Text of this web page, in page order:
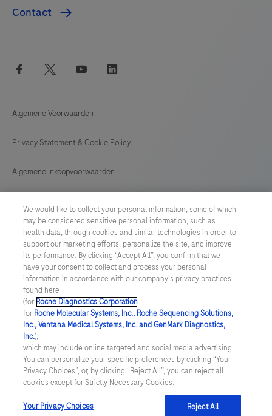
Contact
facebook twitter youtube
Algemene Voorwaarden
Privacy Statement & Cookie Policy
Algemene Inkoopvoorwaarden
General Purchase Conditions
NETHERLANDS /English
© 2026 Roche Diagnostics Nederland B.V.
Last updated: 07.08.2026
Deze website bevat informatie over producten die zijn bedoeld
voor een breed publiek en kan productdetails of andere
informatie bevatten die niet van toepassing of niet geldig is in uw
land. Wij wijzen u erop dat wij geen enkele verantwoordelijkheid
nemen voor het benaderen van deze informatie die mogelijk niet
in overeenstemming is met enige geldende juridische procedures,
wet- en regelgeving, registraties of gebruik in uw land van
We would like to collect your personal information, some of which
may be considered sensitive personal information, such as
health data, through cookies and similar technologies in order to
support our marketing efforts, personalize the site, and improve
its performance. By clicking “Accept All”, you confirm that we
have your consent to collect and process your personal
information in accordance with our company's privacy practices
found here
(for Roche Diagnostics Corporation.
for Roche Molecular Systems, Inc., Roche Sequencing Solutions,
Inc., Ventana Medical Systems, Inc. and GenMark Diagnostics,
Inc.),
which may include online targeted and social media advertising.
You can personalize your specific preferences by clicking “Your
Privacy Choices”, or, by clicking “Reject All”, you can reject all
cookies except for Strictly Necessary Cookies.
Your Privacy Choices Reject All